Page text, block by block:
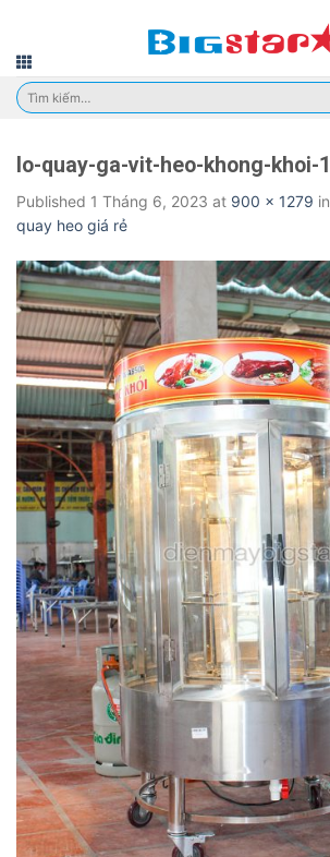
content
Tìm
kiếm:
lo-quay-ga-vit-heo-khong-khoi-1
Published 1 Tháng 6, 2023 at 900 × 1279 in
quay heo giá rẻ